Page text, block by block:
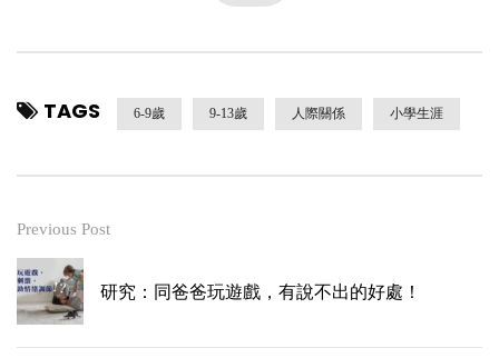
TAGS 6-9歲 9-13歲 人際關係 小學生涯
Previous Post
研究：同爸爸玩遊戲，有說不出的好處！